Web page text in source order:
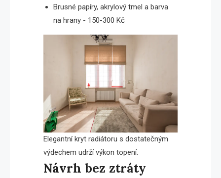
Brusné papíry, akrylový tmel a barva
na hrany - 150-300 Kč
Elegantní kryt radiátoru s dostatečným
výdechem udrží výkon topení.
Návrh bez ztráty